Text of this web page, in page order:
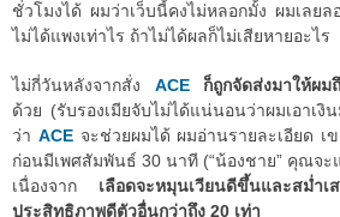
ชั่วโมงได้ ผมว่าเว็บนี้คงไม่หลอกมั้ง ผมเลยล
ไม่ได้แพงเท่าไร ถ้าไม่ได้ผลก็ไม่เสียหายอะไร
ไม่กี่วันหลังจากสั่ง ACE ก็ถูกจัดส่งมาให้ผ
ด้วย (รับรองเมียจับไม่ได้แน่นอนว่าผมเอาเ
ว่า ACEจะช่วยผมได้ ผมอ่านรายละเอียด เ
ก่อนมีเพศสัมพันธ์ 30 นาที (“น้องชาย” คุณจ
เนื่องจาก เลือดจะหมุนเวียนดีขึ้นและสม่
ประสิทธิภาพดีตัวอื่นกว่าถึง 20 เท่า